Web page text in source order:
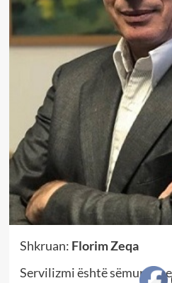
Shkruan: Florim Zeqa
Servilizmi është sëmundje